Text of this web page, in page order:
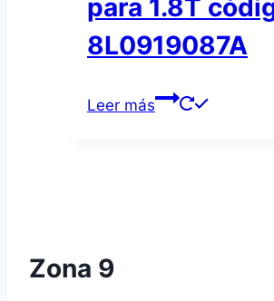
para 1.8T
8L0919087A
Leer más
Zona 9